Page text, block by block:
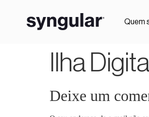
Quem
Ilha
Deixe um